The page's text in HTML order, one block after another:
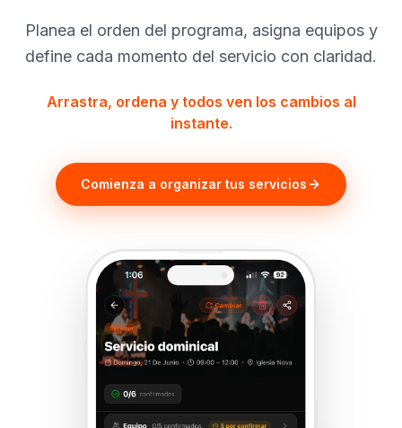
Planea el orden del programa, asigna equipos y
define cada momento del servicio con claridad.
Arrastra, ordena y todos ven los cambios al
instante.
Comienza a organizar tus servicios